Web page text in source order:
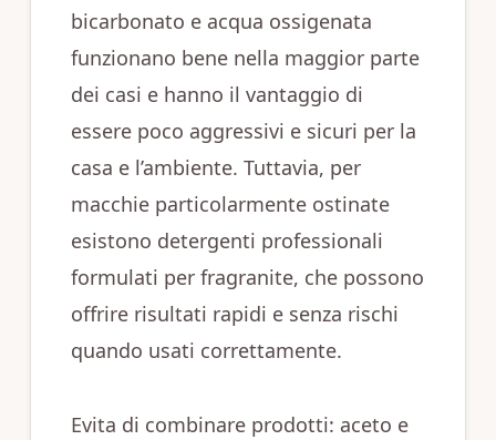
bicarbonato e acqua ossigenata
funzionano bene nella maggior parte
dei casi e hanno il vantaggio di
essere poco aggressivi e sicuri per la
casa e l’ambiente. Tuttavia, per
macchie particolarmente ostinate
esistono detergenti professionali
formulati per fragranite, che possono
offrire risultati rapidi e senza rischi
quando usati correttamente.
Evita di combinare prodotti: aceto e